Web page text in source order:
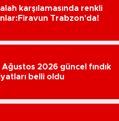
karşılamasında renkli
Trabzon'da!
Ağustos 2026 güncel fındık
belli oldu